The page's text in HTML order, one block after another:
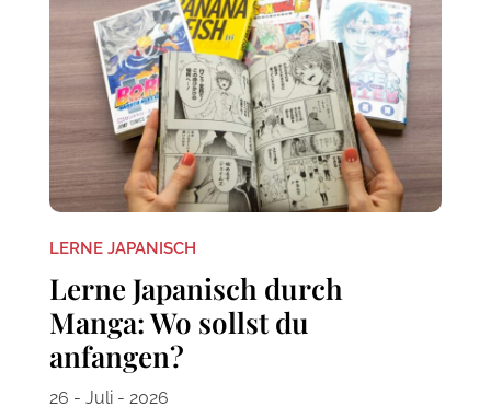
LERNE JAPANISCH
Lerne Japanisch durch
Manga: Wo sollst du
anfangen?
26 - Juli - 2026